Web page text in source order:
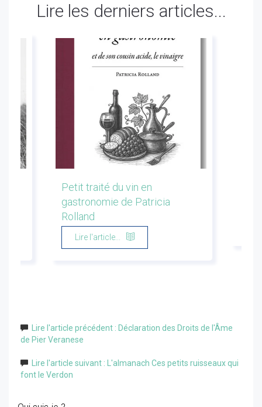
Lire les derniers articles...
Petit traité du vin en
gastronomie de Patricia
Rolland
Lire l'article...
Lire l'article précédent : Déclaration des Droits de l'Âme
de Pier Veranese
Lire l'article suivant : L'almanach Ces petits ruisseaux qui
font le Verdon